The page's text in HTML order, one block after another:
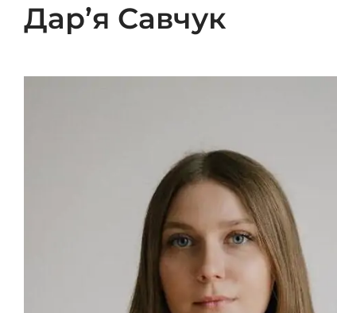
Дар’я Савчук